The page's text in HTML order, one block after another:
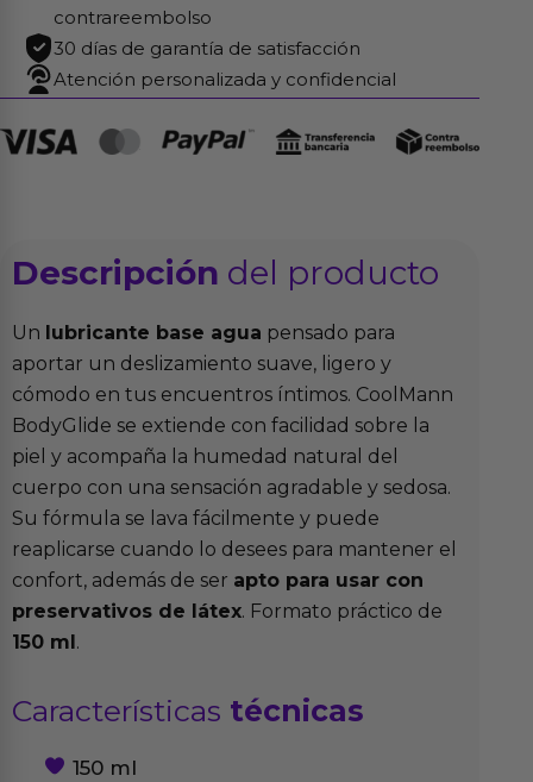
contrareembolso
30 días de garantía de satisfacción
Atención personalizada y confidencial
Descripción del producto
Un lubricante base agua pensado para
aportar un deslizamiento suave, ligero y
cómodo en tus encuentros íntimos. CoolMann
BodyGlide se extiende con facilidad sobre la
piel y acompaña la humedad natural del
cuerpo con una sensación agradable y sedosa.
Su fórmula se lava fácilmente y puede
reaplicarse cuando lo desees para mantener el
confort, además de ser apto para usar con
preservativos de látex. Formato práctico de
150 ml.
Características técnicas
150 ml